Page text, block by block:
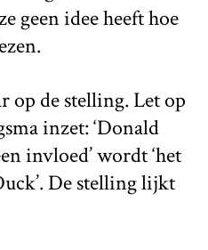
geen idee heeft hoe
op de stelling. Let op
inzet: ‘Donald
invloed’ wordt ‘het
De stelling lijkt